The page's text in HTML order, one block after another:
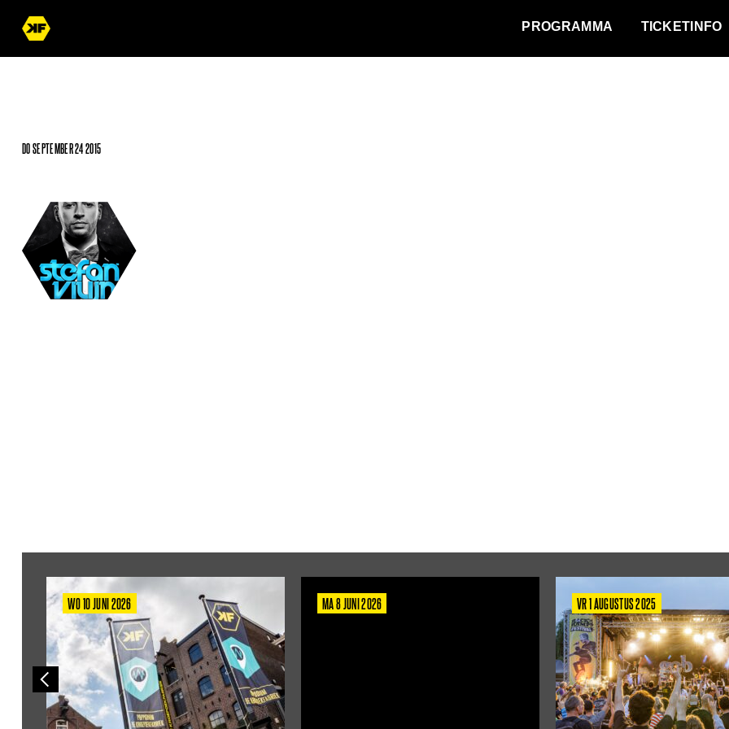
PROGRAMMA TICKETINFO
DO SEPTEMBER 24 2015
WO 10 JUNI 2026 MA 8 JUNI 2026 VR 1 AUGUSTUS 2025